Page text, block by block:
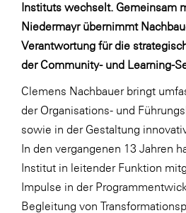
LAT Nitrogen
Libro
Lidl Österreich
Die Menü-Manufaktur
MTH Retail Group
OptimaMed
PAGRO
Instituts wechselt. Gemeinsam
Niedermayr übernimmt
Verantwortung für die
der Community- und Learning-
Clemens Nachbauer bringt
der Organisations- und
sowie in der Gestaltung
In den vergangenen 13 Jahren
Institut in leitender Funktion
Impulse in der
Begleitung von